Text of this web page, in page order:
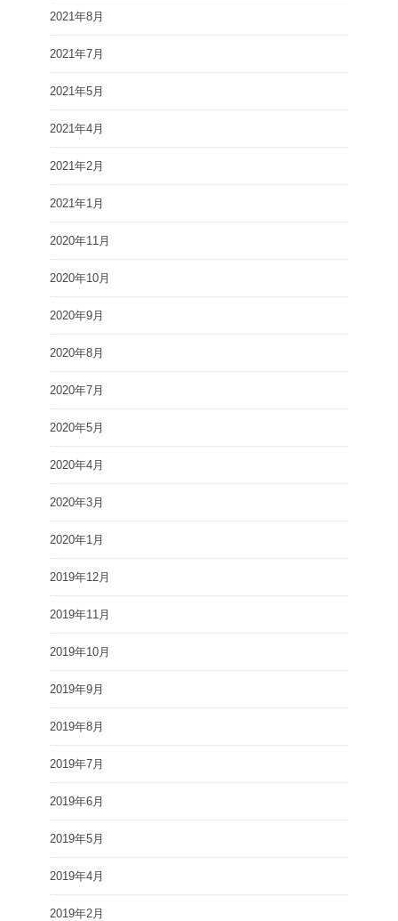
2021年8月
2021年7月
2021年5月
2021年4月
2021年2月
2021年1月
2020年11月
2020年10月
2020年9月
2020年8月
2020年7月
2020年5月
2020年4月
2020年3月
2020年1月
2019年12月
2019年11月
2019年10月
2019年9月
2019年8月
2019年7月
2019年6月
2019年5月
2019年4月
2019年2月